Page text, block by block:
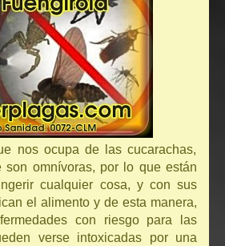
nos ocupa de las cucarachas,
son omnívoras, por lo que están
cualquier cosa, y con sus
el alimento y de esta manera,
con riesgo para las
verse intoxicadas por una